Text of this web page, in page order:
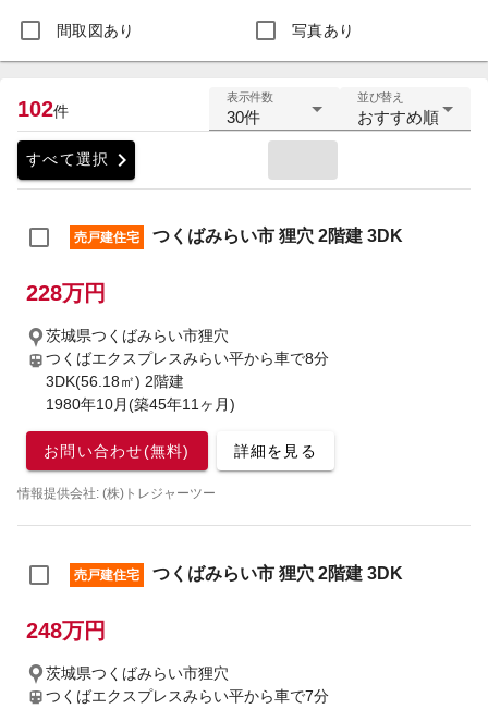
間取図あり 写真あり
102件
表示件数
30件
並び替え
おすすめ順
すべて選択 chevron_right
売戸建住宅 つくばみらい市 狸穴 2階建 3DK
228万円
茨城県つくばみらい市狸穴
つくばエクスプレスみらい平から車で8分
3DK(56.18㎡) 2階建
1980年10月(築45年11ヶ月)
お問い合わせ(無料) 詳細を見る
情報提供会社: (株)トレジャーツー
売戸建住宅 つくばみらい市 狸穴 2階建 3DK
248万円
茨城県つくばみらい市狸穴
つくばエクスプレスみらい平から車で7分